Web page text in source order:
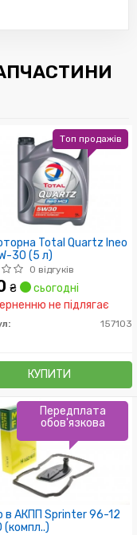
Total Quartz Ineo
30 (5 л)
0 відгуків
₴
сьогодні
не підлягає
157103
КУПИТИ
Топ продажів
в АКПП Sprinter 96-12
(компл..)
Передплата
обов'язкова